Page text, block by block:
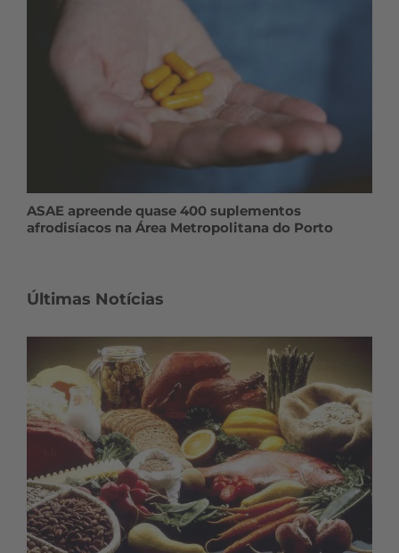
ASAE apreende quase 400 suplementos
afrodisíacos na Área Metropolitana do Porto
Últimas Notícias